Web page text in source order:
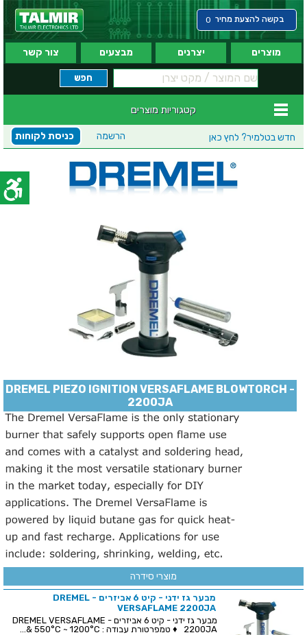
בקשה להצעת מחיר 0
מוצרים יצרנים מבצעים צור קשר
קטגוריות מוצרים
חדש בטלמיר? לחץ כאן כניסת לקוחות הרשמה
DREMEL PIEZO IGNITION VERSAFLAME BLOWTORCH -
2200JA
מוצרי סידרה
מבער גז ידני - קיט 6 אביזרים - DREMEL
VERSAFLAME 2200JA
מבער גז ידני - קיט 6 אביזרים - DREMEL VERSAFLAME
2200JA ♦ טמפרטורת עבודה : 550°C ~ 1200°C &...